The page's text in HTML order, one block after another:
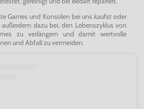
Games und Konsolen bei uns kaufst oder
dazu bei, den Lebenszyklus von
zu verlängern und damit wertvolle
und Abfall zu vermeiden.